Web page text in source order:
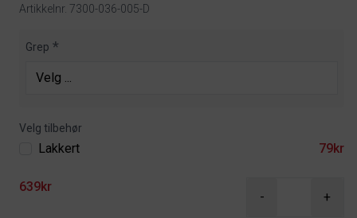
Artikkelnr. 7300-036-005-D
Product information
Grep
Velg tilbehør
Lakkert 79kr
639kr
- +